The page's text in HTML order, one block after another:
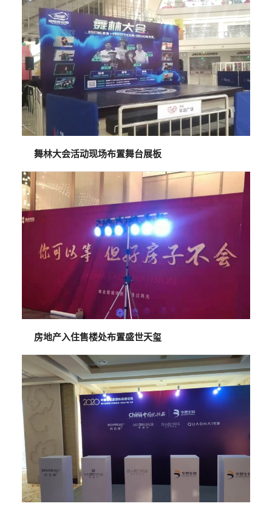
舞林大会活动现场布置舞台展板
房地产入住售楼处布置盛世天玺